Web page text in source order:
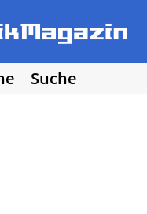
Suche